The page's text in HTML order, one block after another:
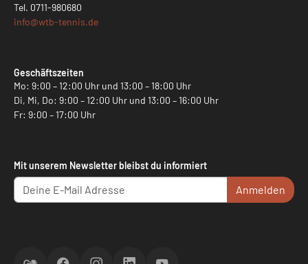
Tel. 0711-980680
info@wtb-tennis.de
Geschäftszeiten
Mo: 9:00 – 12:00 Uhr und 13:00 – 18:00 Uhr
Di, Mi, Do: 9:00 – 12:00 Uhr und 13:00 – 16:00 Uhr
Fr: 9:00 – 17:00 Uhr
Mit unserem Newsletter bleibst du informiert
Anmelden